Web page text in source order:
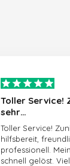
Toller Service!
sehr…
Toller Service!
hilfsbereit,
professionell.
schnell gelöst.